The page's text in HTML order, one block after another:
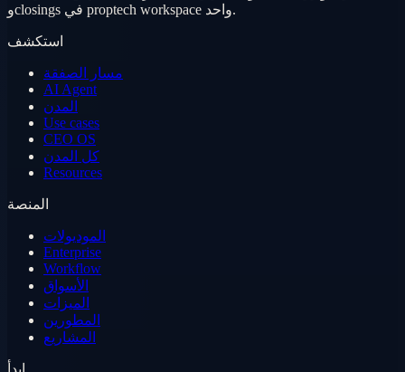
وclosings في proptech workspace واحد.
استكشف
مسار الصفقة
AI Agent
المدن
Use cases
CEO OS
كل المدن
Resources
المنصة
الموديولات
Enterprise
Workflow
الأسواق
الميزات
المطورين
المشاريع
ابدأ